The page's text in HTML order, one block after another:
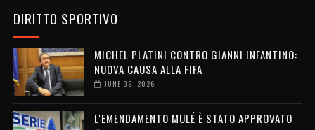
DIRITTO SPORTIVO
MICHEL PLATINI CONTRO GIANNI INFANTINO:
NUOVA CAUSA ALLA FIFA
JUNE 09, 2026
L'EMENDAMENTO MULÉ È STATO APPROVATO